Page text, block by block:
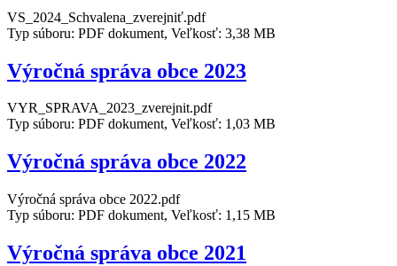
VS_2024_Schvalena_zverejniť.pdf
Typ súboru: PDF dokument, Veľkosť: 3,38 MB
Výročná správa obce 2023
VYR_SPRAVA_2023_zverejnit.pdf
Typ súboru: PDF dokument, Veľkosť: 1,03 MB
Výročná správa obce 2022
Výročná správa obce 2022.pdf
Typ súboru: PDF dokument, Veľkosť: 1,15 MB
Výročná správa obce 2021